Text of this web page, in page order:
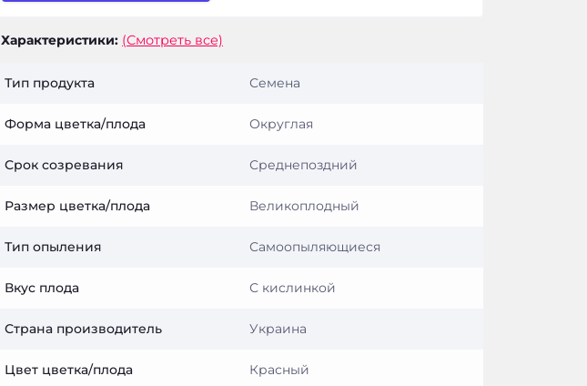
Характеристики: (Смотреть все)
Тип продукта Семена
Форма цветка/плода Округлая
Срок созревания Среднепоздний
Размер цветка/плода Великоплодный
Тип опыления Самоопыляющиеся
Вкус плода С кислинкой
Страна производитель Украина
Цвет цветка/плода Красный